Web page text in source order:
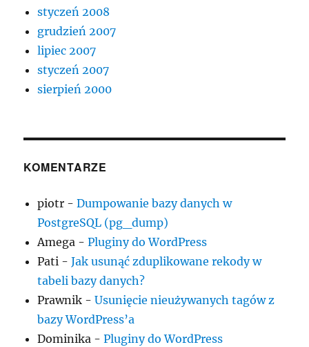
styczeń 2008
grudzień 2007
lipiec 2007
styczeń 2007
sierpień 2000
KOMENTARZE
piotr -Dumpowanie bazy danych w
PostgreSQL (pg_dump)
Amega -Pluginy do WordPress
Pati -Jak usunąć zduplikowane rekody w
tabeli bazy danych?
Prawnik -Usunięcie nieużywanych tagów z
bazy WordPress’a
Dominika -Pluginy do WordPress